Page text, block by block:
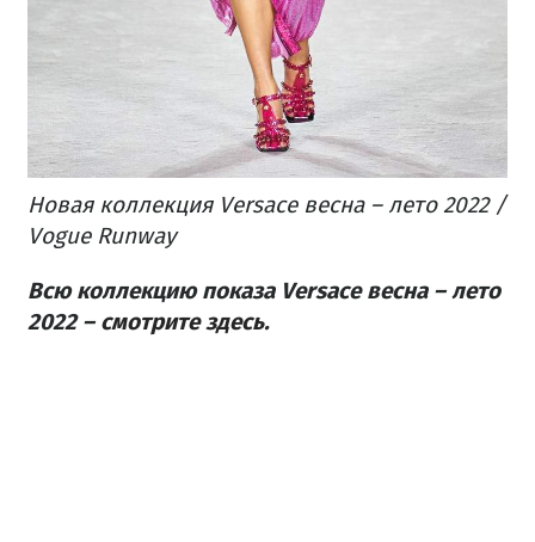
Новая коллекция Versace весна – лето 2022 /
Vogue Runway
Всю коллекцию показа Versace весна – лето
2022 –смотрите здесь.